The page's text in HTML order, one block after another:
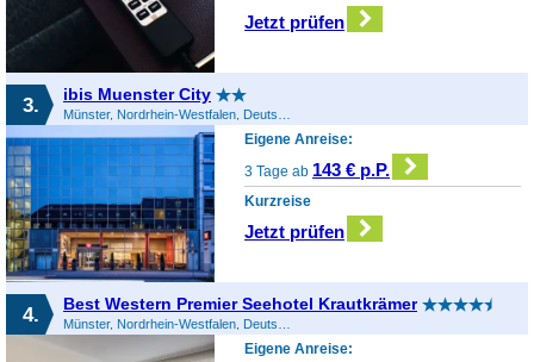
Jetzt prüfen
3. ibis Muenster City
Eigene Anreise:
3 Tage ab 143 € p.P.
Kurzreise
Jetzt prüfen
4. Best Western Premier Seehotel Krautkrämer
Eigene Anreise: